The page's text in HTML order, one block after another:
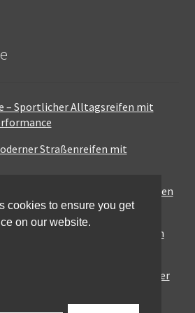
– Sportlicher Alltagsreifen mit
Straßenreifen mit
Ausgewogener Sport-Touring-Reifen
– Zuverlässigkeit für den urbanen
– Klassische Optik mit solider
cookies to ensure you get
on our website.